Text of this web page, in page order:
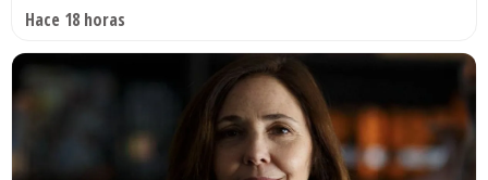
Hace 18 horas